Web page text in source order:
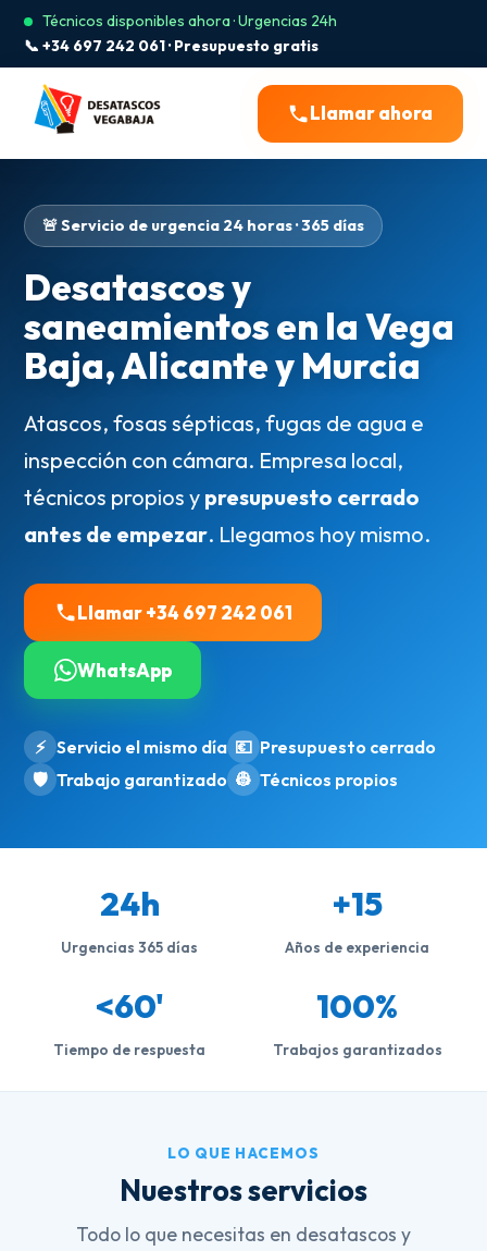
Técnicos disponibles ahora · Urgencias 24h
📞 +34 697 242 061 · Presupuesto gratis
Llamar ahora
🚨 Servicio de urgencia 24 horas · 365 días
Desatascos y
saneamientos en la Vega
Baja, Alicante y Murcia
Atascos, fosas sépticas, fugas de agua e
inspección con cámara. Empresa local,
técnicos propios y presupuesto cerrado
antes de empezar. Llegamos hoy mismo.
Llamar +34 697 242 061
WhatsApp
⚡ Servicio el mismo día 💶 Presupuesto cerrado
🛡️ Trabajo garantizado 👷 Técnicos propios
24h
Urgencias 365 días
+15
Años de experiencia
<60'
Tiempo de respuesta
100%
Trabajos garantizados
LO QUE HACEMOS
Nuestros servicios
Todo lo que necesitas en desatascos y